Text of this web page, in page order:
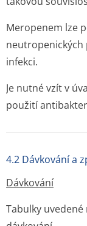
Meropenem lze
infekci.
Je nutné vzít v
použití
4.2 Dávkování a
Dávkování
Tabulky